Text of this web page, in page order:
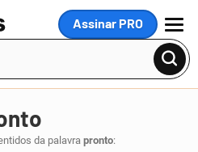
Assinar PRO
MENU
da palavra pronto: